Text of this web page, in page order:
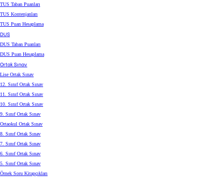
TUS Taban Puanları
TUS Kontenjanları
TUS Puan Hesaplama
DUS
DUS Taban Puanları
DUS Puan Hesaplama
Ortak Sınav
Lise Ortak Sınav
12. Sınıf Ortak Sınav
11. Sınıf Ortak Sınav
10. Sınıf Ortak Sınav
9. Sınıf Ortak Sınav
Ortaokul Ortak Sınav
8. Sınıf Ortak Sınav
7. Sınıf Ortak Sınav
6. Sınıf Ortak Sınav
5. Sınıf Ortak Sınav
Örnek Soru Kitapçıkları